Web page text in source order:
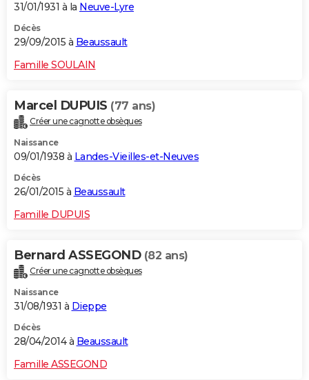
31/01/1931 à la Neuve-Lyre
Décès
29/09/2015 à Beaussault
Famille SOULAIN
Marcel DUPUIS (77 ans)
Créer une cagnotte obsèques
Naissance
09/01/1938 à Landes-Vieilles-et-Neuves
Décès
26/01/2015 à Beaussault
Famille DUPUIS
Bernard ASSEGOND (82 ans)
Créer une cagnotte obsèques
Naissance
31/08/1931 à Dieppe
Décès
28/04/2014 à Beaussault
Famille ASSEGOND